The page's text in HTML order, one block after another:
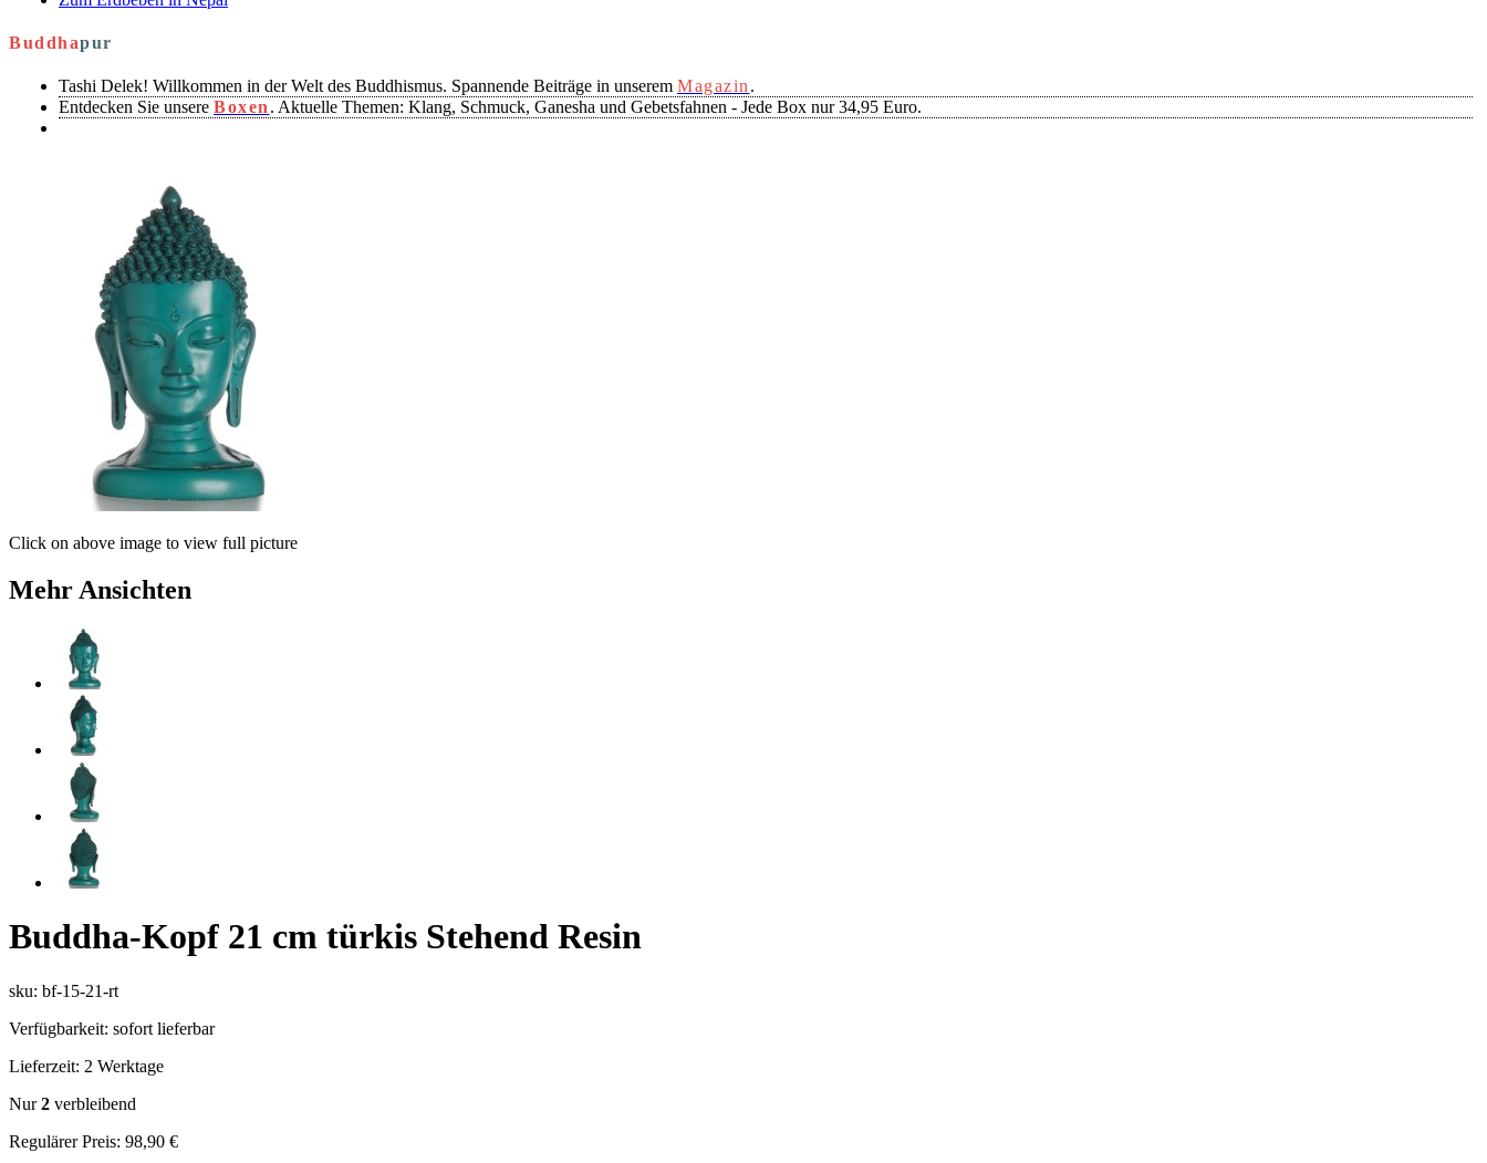
Buddhapur
Tashi Delek! Willkommen in der Welt des Buddhismus. Spannende Beiträge in unserem Magazin .
Entdecken Sie unsere Boxen . Aktuelle Themen: Klang, Schmuck, Ganesha und Gebetsfahnen - Jede Box nur 34,95 Euro.
Click on above image to view full picture
Mehr Ansichten
Buddha-Kopf 21 cm türkis Stehend Resin
sku: bf-15-21-rt
Verfügbarkeit: sofort lieferbar
Lieferzeit: 2 Werktage
Nur2 verbleibend
Regulärer Preis: 98,90 €